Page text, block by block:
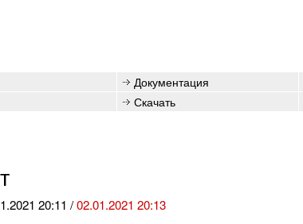
Документация
Скачать
20:11 /02.01.2021 20:13